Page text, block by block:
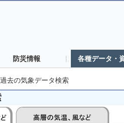
防災情報 各種データ・
過去の気象データ検索